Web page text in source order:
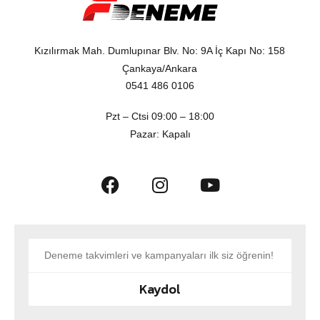
Kızılırmak Mah. Dumlupınar Blv. No: 9A İç Kapı No: 158
Çankaya/Ankara
0541 486 0106
Pzt – Ctsi 09:00 – 18:00
Pazar: Kapalı
Kaydol